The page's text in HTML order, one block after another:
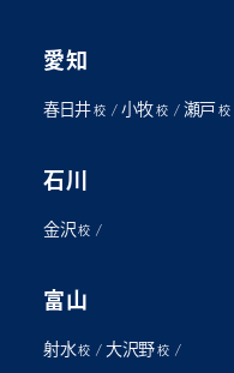
愛知
春日井 校/ 小牧 校/ 瀬戸 校
石川
金沢 校 /
富山
射水 校 / 大沢野 校/